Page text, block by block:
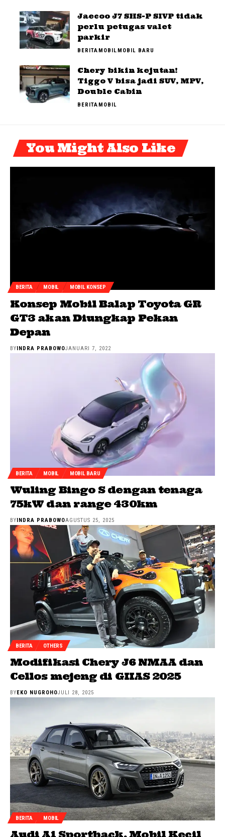
Jaecoo J7 SHS-P SIVP tidak
perlu petugas valet
parkir
BERITAMOBILMOBIL BARU
Chery bikin kejutan!
Tiggo V bisa jadi SUV, MPV,
Double Cabin
BERITAMOBIL
You Might Also Like
BERITA MOBIL MOBIL KONSEP
Konsep Mobil Balap Toyota GR
GT3 akan Diungkap Pekan
Depan
BYINDRA PRABOWOJANUARI 7, 2022
BERITA MOBIL MOBIL BARU
Wuling Bingo S dengan tenaga
75kW dan range 430km
BY INDRA PRABOWOAGUSTUS 25, 2025
BERITA OTHERS
Modifikasi Chery J6 NMAA dan
Cellos mejeng di GIIAS 2025
BY EKO NUGROHOJULI 28, 2025
BERITA MOBIL
Audi A1 Sportback, Mobil Kecil